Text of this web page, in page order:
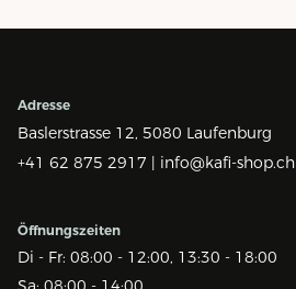
Adresse
Baslerstrasse 12, 5080 Laufenburg
+41 62 875 2917 | info@kafi-shop.ch
Öffnungszeiten
Di - Fr: 08:00 - 12:00, 13:30 - 18:00